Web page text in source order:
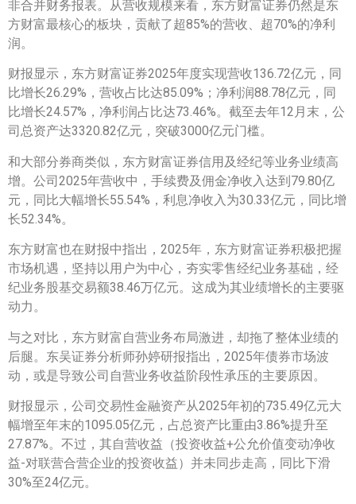
非合并财务报表。从营收规模来看，东方财富证券仍然是东
方财富最核心的板块，贡献了超85%的营收、超70%的净利
润。
财报显示，东方财富证券2025年度实现营收136.72亿元，同
比增长26.29%，营收占比达85.09%；净利润88.78亿元，同
比增长24.57%，净利润占比达73.46%。截至去年12月末，公
司总资产达3320.82亿元，突破3000亿元门槛。
和大部分券商类似，东方财富证券信用及经纪等业务业绩高
增。公司2025年营收中，手续费及佣金净收入达到79.80亿
元，同比大幅增长55.54%，利息净收入为30.33亿元，同比增
长52.34%。
东方财富也在财报中指出，2025年，东方财富证券积极把握
市场机遇，坚持以用户为中心，夯实零售经纪业务基础，经
纪业务股基交易额38.46万亿元。这成为其业绩增长的主要驱
动力。
与之对比，东方财富自营业务布局激进，却拖了整体业绩的
后腿。东吴证券分析师孙婷研报指出，2025年债券市场波
动，或是导致公司自营业务收益阶段性承压的主要原因。
财报显示，公司交易性金融资产从2025年初的735.49亿元大
幅增至年末的1095.05亿元，占总资产比重由3.86%提升至
27.87%。不过，其自营收益（投资收益+公允价值变动净收
益-对联营合营企业的投资收益）并未同步走高，同比下滑
30%至24亿元。